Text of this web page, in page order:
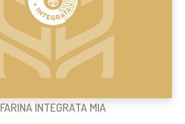
FARINA INTEGRATA MIA